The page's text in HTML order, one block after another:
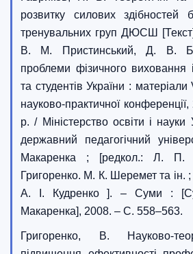
розвитку силових здібностей
тренувальних груп ДЮСШ
В. М. Пристинський, Д. В.
проблеми фізичного виховання
та студентів України : матеріали
науково-практичної
р. / Міністерство освіти і науки
державний педагогічний
Макаренка ; [редкол.: Л. П.
Григоренко. М. К. Шеремет та ін.
А. І. Кудренко ]. – Суми :
Макаренка], 2008. – С. 558–563.
Григоренко, В. Науково-